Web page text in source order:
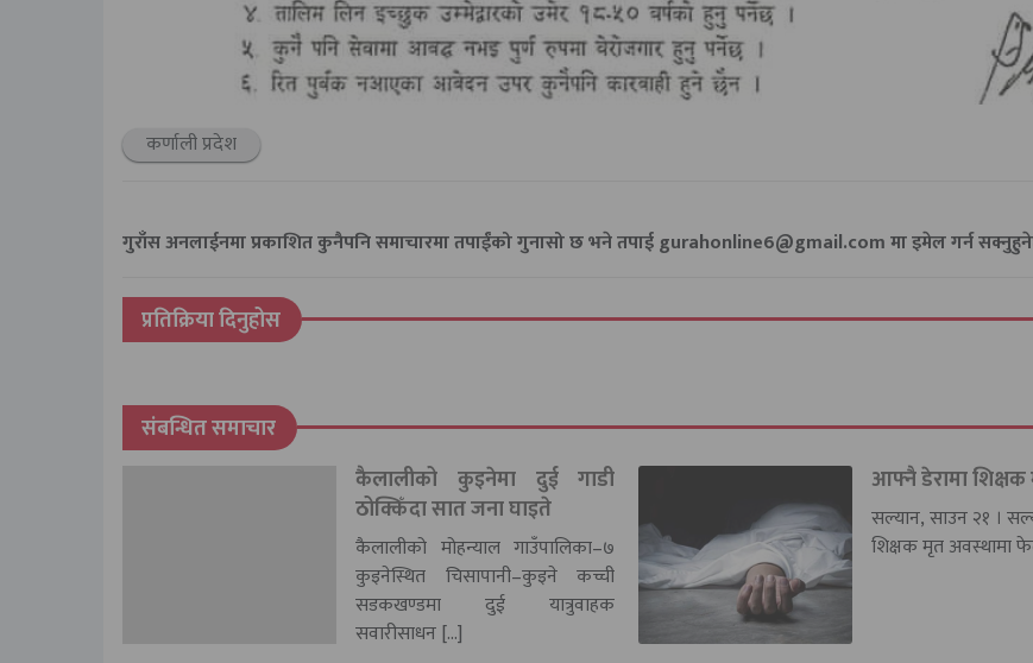
कर्णाली प्रदेश
गुराँस अनलाईनमा प्रकाशित कुनैपनि समाचारमा तपाईंको गुनासो छ भने तपाई gurahonline6@gmail.com मा इमेल गर्न
प्रतिक्रिया दिनुहोस
संबन्धित समाचार
कैलालीको कुइनेमा दुई गाडी
ठोक्किँदा सात जना घाइते
कैलालीको मोहन्याल गाउँपालिका–७
कुइनेस्थित चिसापानी–कुइने कच्ची
सडकखण्डमा दुई यात्रुवाहक
सवारीसाधन […]
आफ्नै डेरामा
सल्यान, साउन २१ ।
शिक्षक मृत अवस्थामा